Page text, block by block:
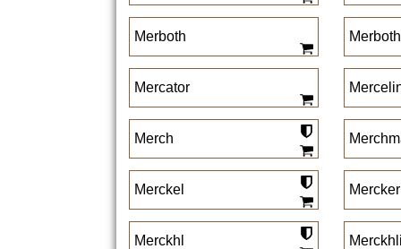
Merboth Merboth
Mercator
Merch
Merckel Mercker
Merckhl